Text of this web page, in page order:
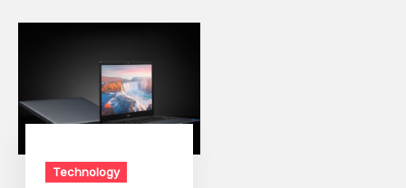
Technology